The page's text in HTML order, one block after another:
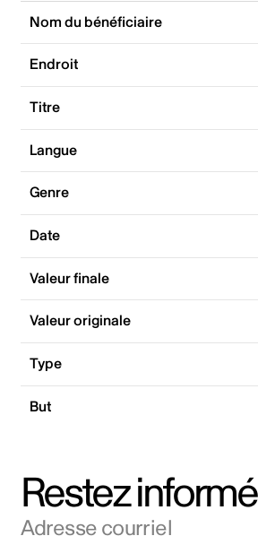
Nom du bénéficiaire
Endroit
Titre
Langue
Genre
Date
Valeur finale
Valeur originale
Type
But
Restez informé